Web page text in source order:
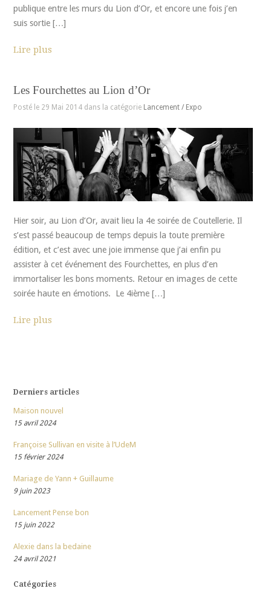
publique entre les murs du Lion d’Or, et encore une fois j’en
suis sortie […]
Lire plus
Les Fourchettes au Lion d’Or
Posté le 29 Mai 2014 dans la catégorie Lancement / Expo
Hier soir, au Lion d’Or, avait lieu la 4e soirée de Coutellerie. Il
s’est passé beaucoup de temps depuis la toute première
édition, et c’est avec une joie immense que j’ai enfin pu
assister à cet événement des Fourchettes, en plus d’en
immortaliser les bons moments. Retour en images de cette
soirée haute en émotions. Le 4ième […]
Lire plus
Derniers articles
Maison nouvel
15 avril 2024
Françoise Sullivan en visite à l’UdeM
15 février 2024
Mariage de Yann + Guillaume
9 juin 2023
Lancement Pense bon
15 juin 2022
Alexie dans la bedaine
24 avril 2021
Catégories